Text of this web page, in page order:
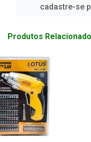
cadastre-se
Produtos